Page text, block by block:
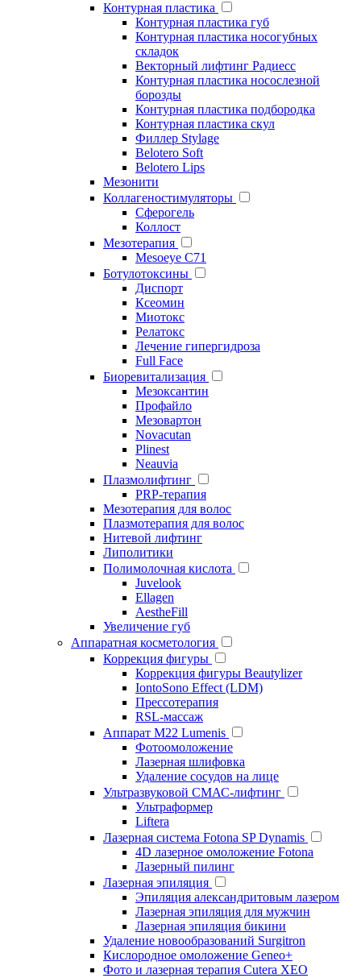
Контурная пластика
Контурная пластика губ
Контурная пластика носогубных
складок
Векторный лифтинг Радиесс
Контурная пластика носослезной
борозды
Контурная пластика подбородка
Контурная пластика скул
Филлер Stylage
Belotero Soft
Belotero Lips
Мезонити
Коллагеностимуляторы
Сферогель
Коллост
Мезотерапия
Mesoeye C71
Ботулотоксины
Диспорт
Ксеомин
Миотокс
Релатокс
Лечение гипергидроза
Full Face
Биоревитализация
Мезоксантин
Профайло
Мезовартон
Novacutan
Plinest
Neauvia
Плазмолифтинг
PRP-терапия
Мезотерапия для волос
Плазмотерапия для волос
Нитевой лифтинг
Липолитики
Полимолочная кислота
Juvelook
Ellagen
AestheFill
Увеличение губ
Аппаратная косметология
Коррекция фигуры
Коррекция фигуры Beautylizer
IontoSono Effect (LDM)
Прессотерапия
RSL-массаж
Аппарат М22 Lumenis
Фотоомоложение
Лазерная шлифовка
Удаление сосудов на лице
Ультразвуковой СМАС-лифтинг
Ультраформер
Liftera
Лазерная система Fotona SP Dynamis
4D лазерное омоложение Fotona
Лазерный пилинг
Лазерная эпиляция
Эпиляция александритовым лазером
Лазерная эпиляция для мужчин
Лазерная эпиляция бикини
Удаление новообразований Surgitron
Кислородное омоложение Geneo+
Фото и лазерная терапия Cutera XEO